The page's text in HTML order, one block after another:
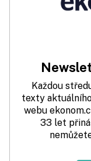
Každou
texty
webu
33 let